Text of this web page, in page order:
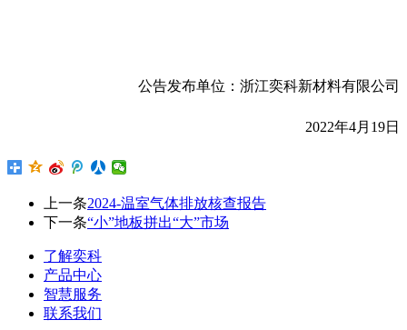
公告发布单位： 浙江奕科新材料有限公司
2022年4月 19日
上一条2024-温室气体排放核查报告
下一条“小”地板拼出“大”市场
了解奕科
产品中心
智慧服务
联系我们